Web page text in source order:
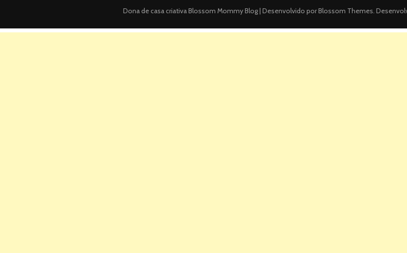
Dona de casa criativaBlossom Mommy Blog | Desenvolvido porBlossom Themes.